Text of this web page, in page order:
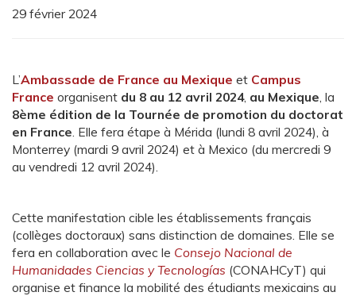
29 février 2024
L’Ambassade de France au Mexique et Campus
France organisent du 8 au 12 avril 2024, au Mexique, la
8ème édition de la Tournée de promotion du doctorat
en France. Elle fera étape à Mérida (lundi 8 avril 2024), à
Monterrey (mardi 9 avril 2024) et à Mexico (du mercredi 9
au vendredi 12 avril 2024).
Cette manifestation cible les établissements français
(collèges doctoraux) sans distinction de domaines. Elle se
fera en collaboration avec le Consejo Nacional de
Humanidades Ciencias y Tecnologías (CONAHCyT) qui
organise et finance la mobilité des étudiants mexicains au